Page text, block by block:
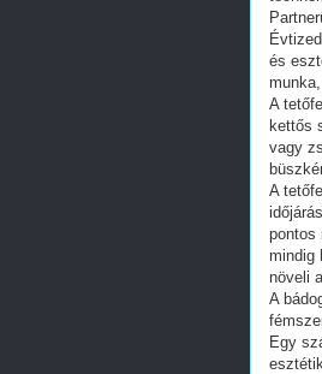
és
A
kettős
vagy
A
pontos
mindig
növeli
A
Egy